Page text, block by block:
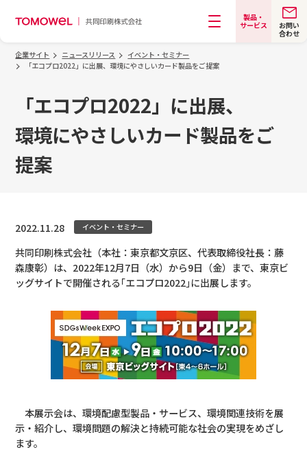
製品・
サービス
お問い
合わせ
企業サイト ニュースリリース
イベント・セミナー
「エコプロ2022」に出展、環境にやさしいカード製品をご提案
「エコプロ2022」に出展、
環境にやさしいカード製品をご
提案
2022.11.28 イベント・セミナー
共同印刷株式会社（本社：東京都文京区、代表取締役社長：藤
森康彰）は、2022年12月7日（水）から9日（金）まで、東京ビ
ッグサイトで開催される｢エコプロ2022｣に出展します。
本展示会は、環境配慮型製品・サービス、環境関連技術を展
示・紹介し、環境問題の解決と持続可能な社会の実現をめざし
ます。